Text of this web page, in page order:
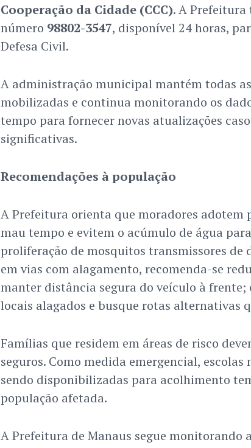
Cooperação da Cidade (CCC). A
número 98802-3547, disponível 24 horas,
Defesa Civil.
A administração municipal mantém todas
mobilizadas e continua monitorando os
tempo para fornecer novas atualizações
significativas.
Recomendações à população
A Prefeitura orienta que moradores adotem
mau tempo e evitem o acúmulo de água
proliferação de mosquitos transmissores de
em vias com alagamento, recomenda-se
manter distância segura do veículo à
locais alagados e busque rotas alternativas
Famílias que residem em áreas de risco
seguros. Como medida emergencial,
sendo disponibilizadas para acolhimento
população afetada.
A Prefeitura de Manaus segue monitorando